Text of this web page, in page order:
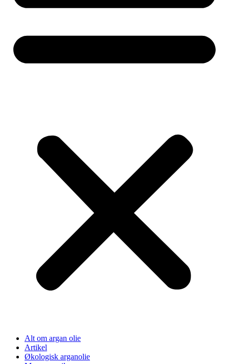
Alt om argan olie
Artikel
Økologisk arganolie